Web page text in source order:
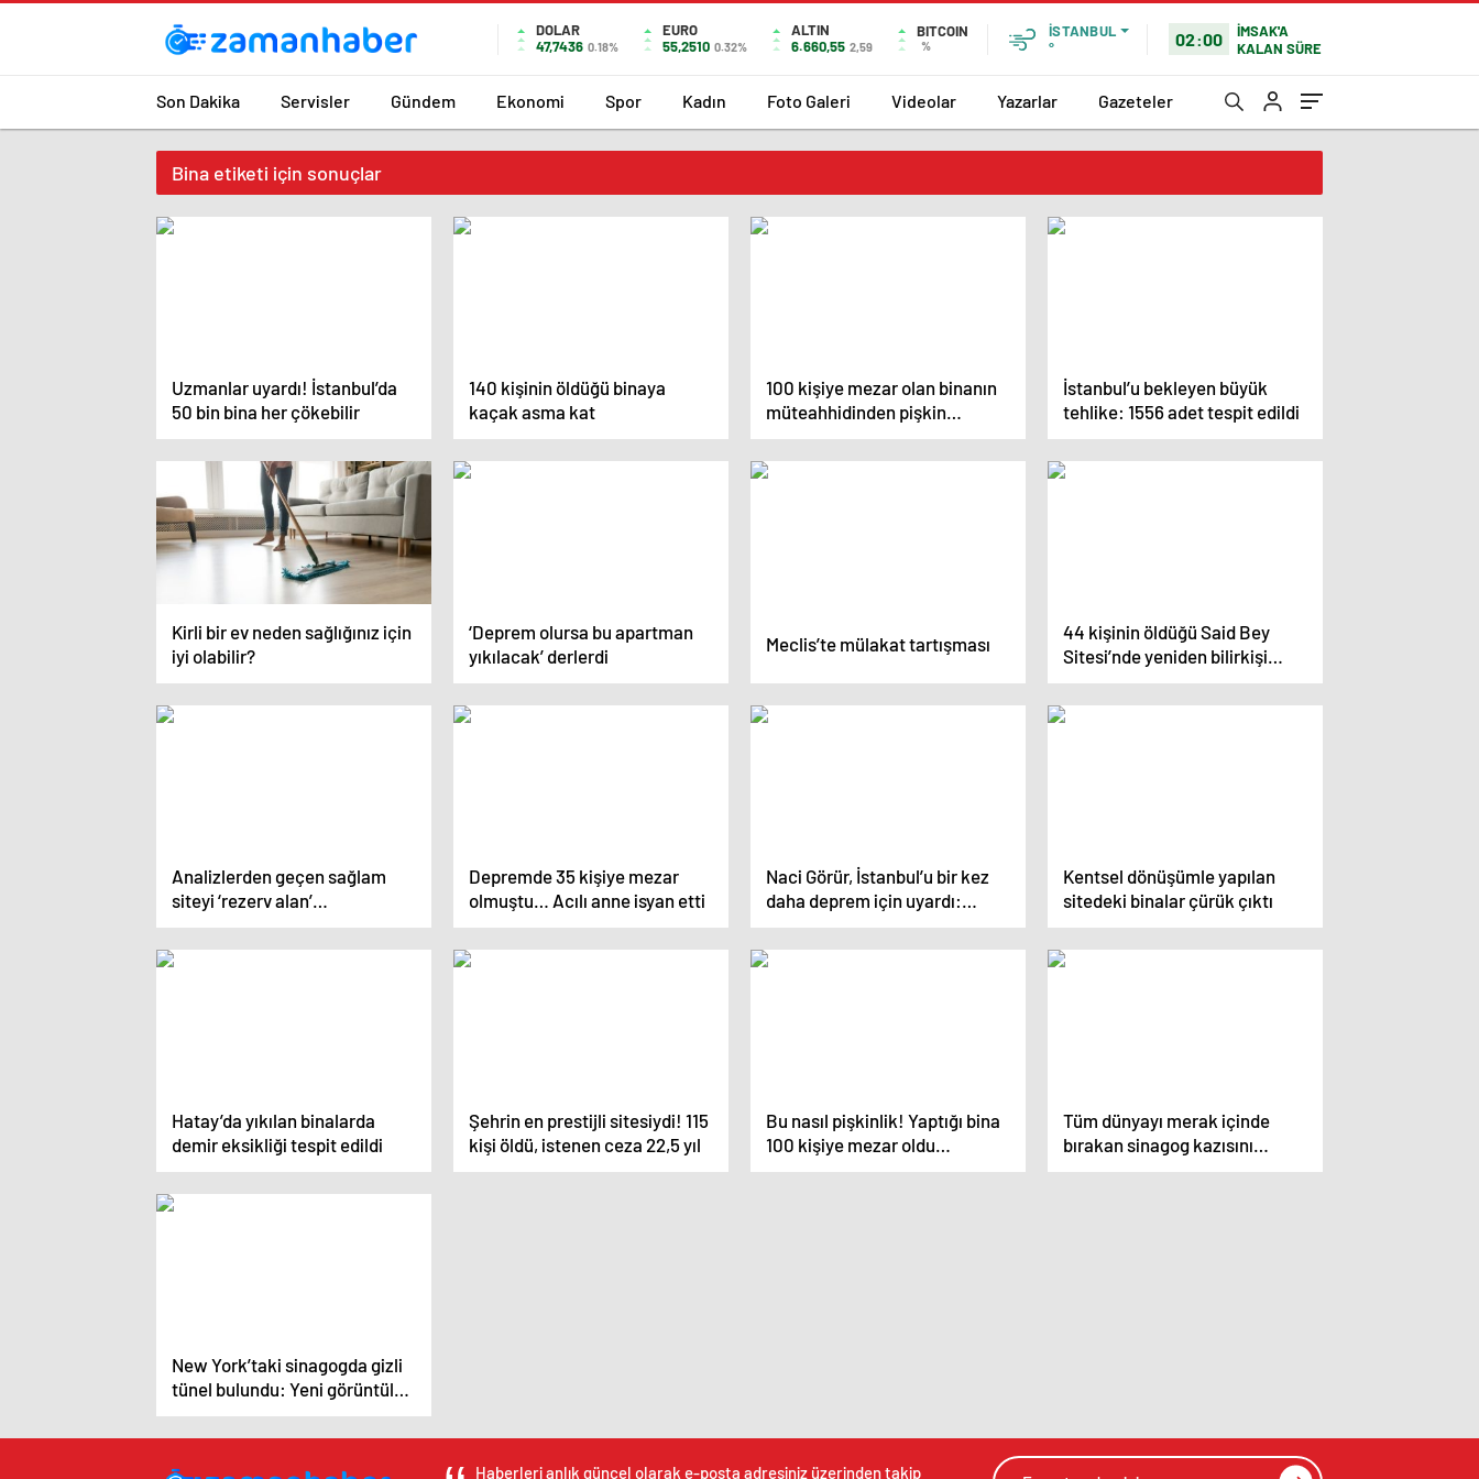
DOLAR
47,7436 0.18%
EURO
55,2510 0.32%
ALTIN
6.660,55 2,59
BITCOIN
%
İSTANBUL
°
02:00
İMSAK'A
KALAN SÜRE
Son Dakika Servisler Gündem Ekonomi Spor Kadın Foto Galeri Videolar Yazarlar Gazeteler
Bina etiketi için sonuçlar
Uzmanlar uyardı! İstanbul’da
50 bin bina her çökebilir
140 kişinin öldüğü binaya
kaçak asma kat
100 kişiye mezar olan binanın
müteahhidinden pişkin
savunma!
İstanbul’u bekleyen büyük
tehlike: 1556 adet tespit edildi
Kirli bir ev neden sağlığınız için
iyi olabilir?
‘Deprem olursa bu apartman
yıkılacak’ derlerdi
Meclis’te mülakat tartışması
44 kişinin öldüğü Said Bey
Sitesi’nde yeniden bilirkişi
talebi
Analizlerden geçen sağlam
siteyi ‘rezerv alan’
gerekçesiyle yıkacaklar
Depremde 35 kişiye mezar
olmuştu… Acılı anne isyan etti
Naci Görür, İstanbul’u bir kez
daha deprem için uyardı:
Doğudan batıya taşıyor
Kentsel dönüşümle yapılan
sitedeki binalar çürük çıktı
Hatay’da yıkılan binalarda
demir eksikliği tespit edildi
Şehrin en prestijli sitesiydi! 115
kişi öldü, istenen ceza 22,5 yıl
Bu nasıl pişkinlik! Yaptığı bina
100 kişiye mezar oldu…
Tüm dünyayı merak içinde
bırakan sinagog kazısını
yapanlar serbest
New York’taki sinagogda gizli
tünel bulundu: Yeni görüntüler
ve iddialar ortaya atıldı
Haberleri anlık güncel olarak e-posta adresiniz üzerinden takip